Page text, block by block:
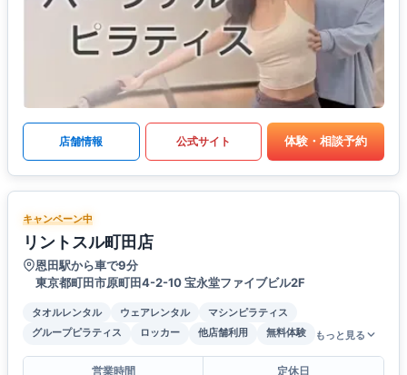
店舗情報 公式サイト 体験・相談予約
キャンペーン中
リントスル町田店
恩田駅から車で9分
東京都町田市原町田4-2-10 宝永堂ファイブビル2F
タオルレンタル ウェアレンタル
マシンピラティス
グループピラティス
ロッカー 他店舗利用 無料体験 もっと見る
営業時間
定休日